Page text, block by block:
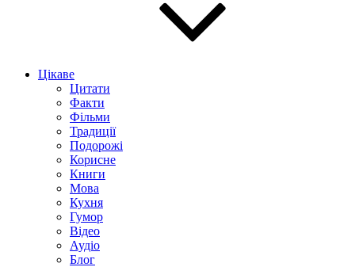
Цікаве
Цитати
Факти
Фільми
Традиції
Подорожі
Корисне
Книги
Мова
Кухня
Гумор
Відео
Аудіо
Блог